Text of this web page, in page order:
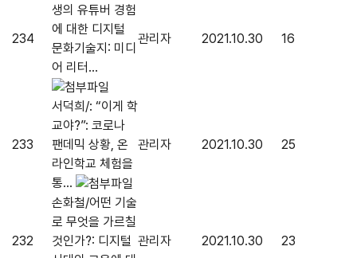
234
생의 유튜버 경험
에 대한 디지털
문화기술지: 미디
어 리터...
관리자 2021.10.30 16
233
서덕희/: “이게 학
교야?”: 코로나
팬데믹 상황, 온
라인학교 체험을
통...
관리자 2021.10.30 25
232
손화철/어떤 기술
로 무엇을 가르칠
것인가?: 디지털 관리자 2021.10.30 23